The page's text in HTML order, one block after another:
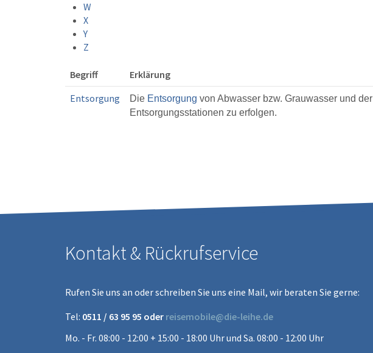
W
X
Y
Z
Begriff
Erklärung
Entsorgung
Die Entsorgung von Abwasser bzw. Grauwasser und der
Entsorgungsstationen zu erfolgen.
Kontakt & Rückrufservice
Rufen Sie uns an oder schreiben Sie uns eine Mail, wir beraten Sie gerne:
Tel: 0511 / 63 95 95 oder reisemobile@die-leihe.de
Mo. - Fr. 08:00 - 12:00 + 15:00 - 18:00 Uhr und Sa. 08:00 - 12:00 Uhr